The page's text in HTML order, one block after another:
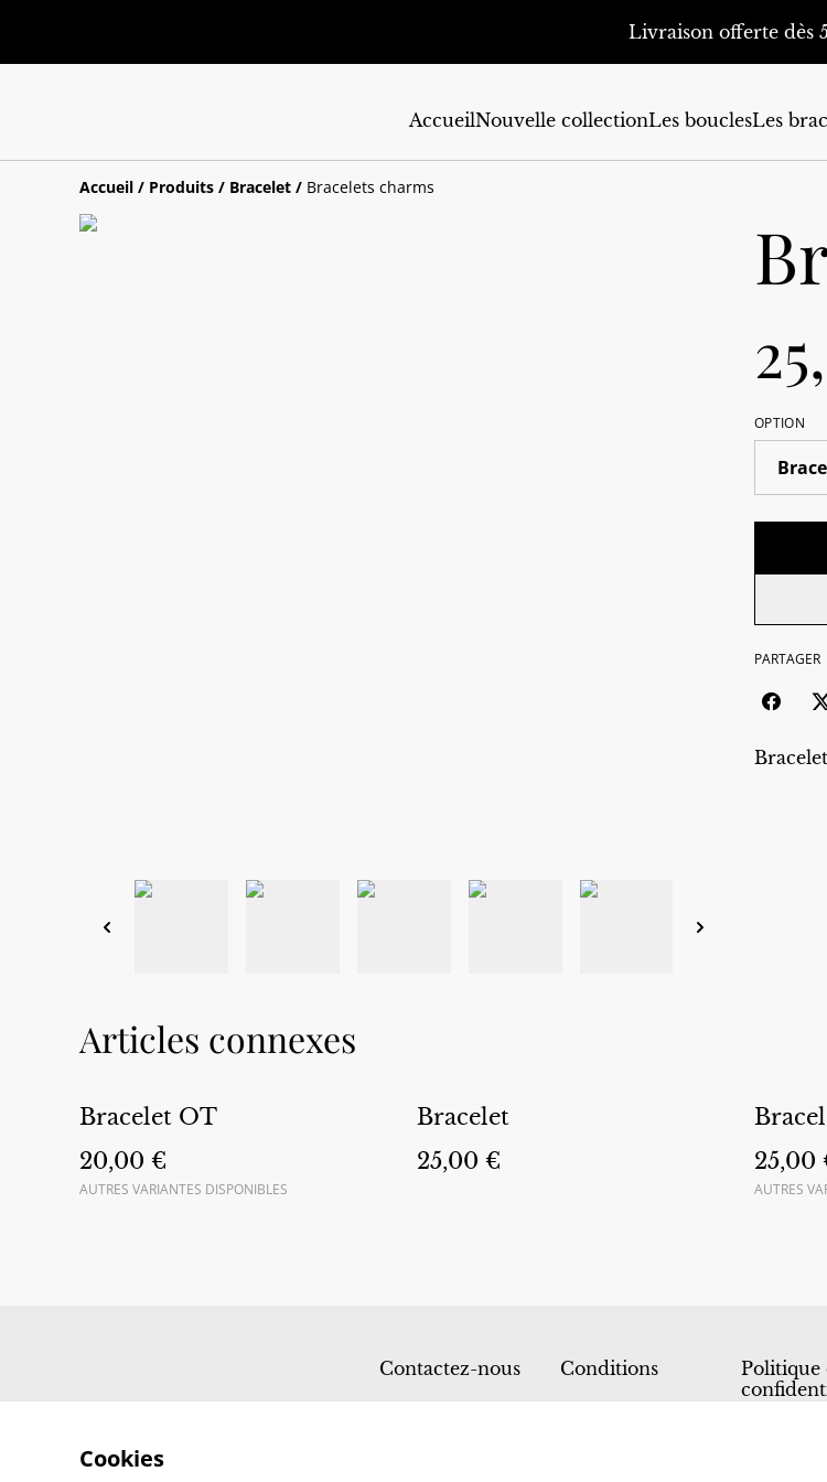
Livraison offerte dès
AccueilNouvelle collectionLes bouclesLes
Accueil / Produits / Bracelet / Bracelets charms
OPTION
PARTAGER
Articles connexes
Bracelet OT
20,00 €
AUTRES VARIANTES DISPONIBLES
Bracelet
25,00 €
25,00
AUTRES
Contactez-nous Conditions
Politique
Cookies